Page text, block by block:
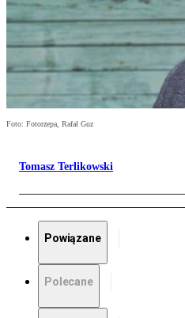
Foto: Fotorzepa, Rafał Guz
Tomasz Terlikowski
Powiązane
Polecane